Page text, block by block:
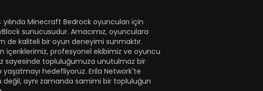
yılında Minecraft Bedrock oyuncuları için
sunucusudur. Amacımız, oyunculara
de kaliteli bir oyun deneyimi sunmaktır.
içeriklerimiz, profesyonel ekibimiz ve oyuncu
sayesinde topluluğumuza unutulmaz bir
yaşatmayı hedefliyoruz. Erila Network'te
aynı zamanda samimi bir topluluğun